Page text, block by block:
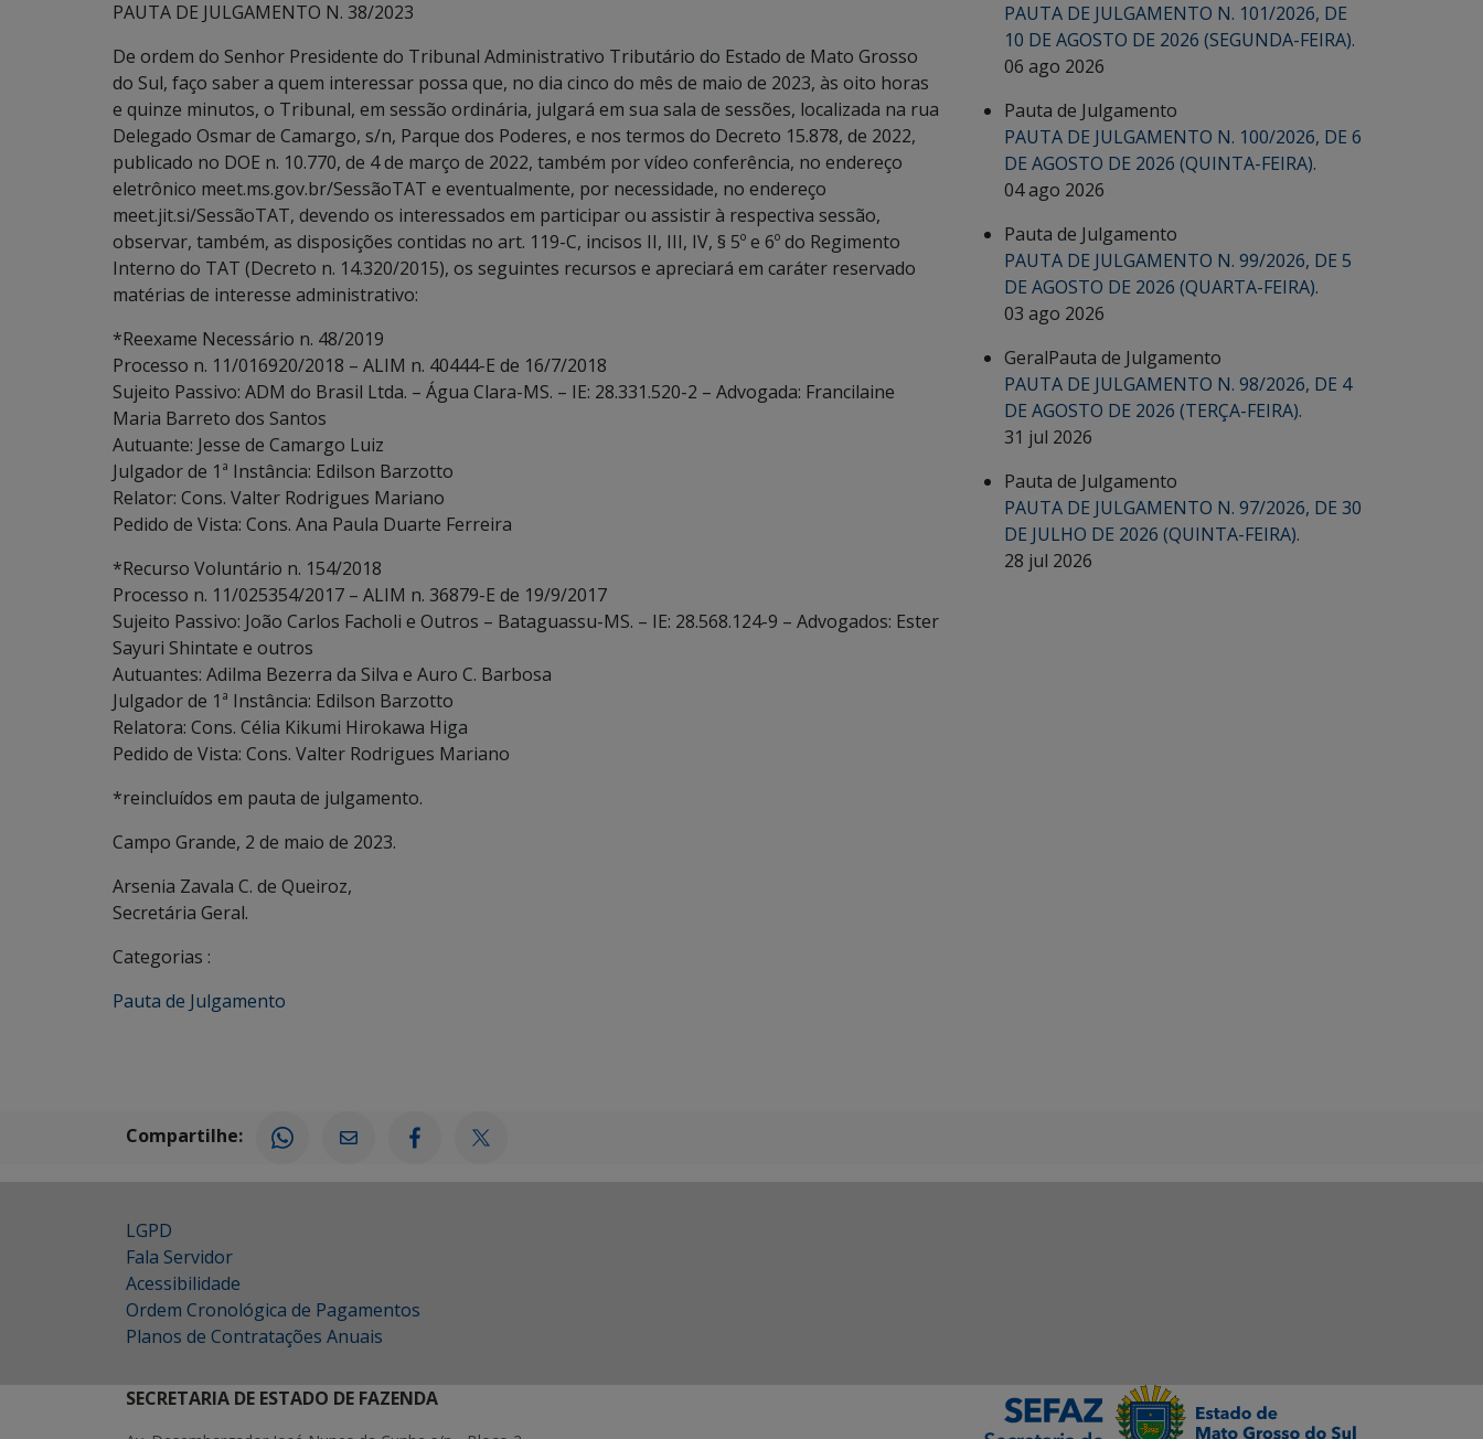
PAUTA DE JULGAMENTO N. 38/2023
De ordem do Senhor Presidente do Tribunal Administrativo Tributário do Estado de Mato Grosso
do Sul, faço saber a quem interessar possa que, no dia cinco do mês de maio de 2023, às oito horas
e quinze minutos, o Tribunal, em sessão ordinária, julgará em sua sala de sessões, localizada na rua
Delegado Osmar de Camargo, s/n, Parque dos Poderes, e nos termos do Decreto 15.878, de 2022,
publicado no DOE n. 10.770, de 4 de março de 2022, também por vídeo conferência, no endereço
eletrônico meet.ms.gov.br/SessãoTAT e eventualmente, por necessidade, no endereço
meet.jit.si/SessãoTAT, devendo os interessados em participar ou assistir à respectiva sessão,
observar, também, as disposições contidas no art. 119-C, incisos II, III, IV, § 5º e 6º do Regimento
Interno do TAT (Decreto n. 14.320/2015), os seguintes recursos e apreciará em caráter reservado
matérias de interesse administrativo:
*Reexame Necessário n. 48/2019
Processo n. 11/016920/2018 – ALIM n. 40444-E de 16/7/2018
Sujeito Passivo: ADM do Brasil Ltda. – Água Clara-MS. – IE: 28.331.520-2 – Advogada: Francilaine
Maria Barreto dos Santos
Autuante: Jesse de Camargo Luiz
Julgador de 1ª Instância: Edilson Barzotto
Relator: Cons. Valter Rodrigues Mariano
Pedido de Vista: Cons. Ana Paula Duarte Ferreira
*Recurso Voluntário n. 154/2018
Processo n. 11/025354/2017 – ALIM n. 36879-E de 19/9/2017
Sujeito Passivo: João Carlos Facholi e Outros – Bataguassu-MS. – IE: 28.568.124-9 – Advogados: Ester
Sayuri Shintate e outros
Autuantes: Adilma Bezerra da Silva e Auro C. Barbosa
Julgador de 1ª Instância: Edilson Barzotto
Relatora: Cons. Célia Kikumi Hirokawa Higa
Pedido de Vista: Cons. Valter Rodrigues Mariano
*reincluídos em pauta de julgamento.
Campo Grande, 2 de maio de 2023.
Arsenia Zavala C. de Queiroz,
Secretária Geral.
Categorias :
Pauta de Julgamento
PAUTA DE JULGAMENTO N. 101/2026, DE
10 DE AGOSTO DE 2026 (SEGUNDA-FEIRA).
06 ago 2026
Pauta de Julgamento
PAUTA DE JULGAMENTO N. 100/2026, DE 6
DE AGOSTO DE 2026 (QUINTA-FEIRA).
04 ago 2026
Pauta de Julgamento
PAUTA DE JULGAMENTO N. 99/2026, DE 5
DE AGOSTO DE 2026 (QUARTA-FEIRA).
03 ago 2026
GeralPauta de Julgamento
PAUTA DE JULGAMENTO N. 98/2026, DE 4
DE AGOSTO DE 2026 (TERÇA-FEIRA).
31 jul 2026
Pauta de Julgamento
PAUTA DE JULGAMENTO N. 97/2026, DE 30
DE JULHO DE 2026 (QUINTA-FEIRA).
28 jul 2026
Compartilhe:
LGPD
Fala Servidor
Acessibilidade
Ordem Cronológica de Pagamentos
Planos de Contratações Anuais
SECRETARIA DE ESTADO DE FAZENDA